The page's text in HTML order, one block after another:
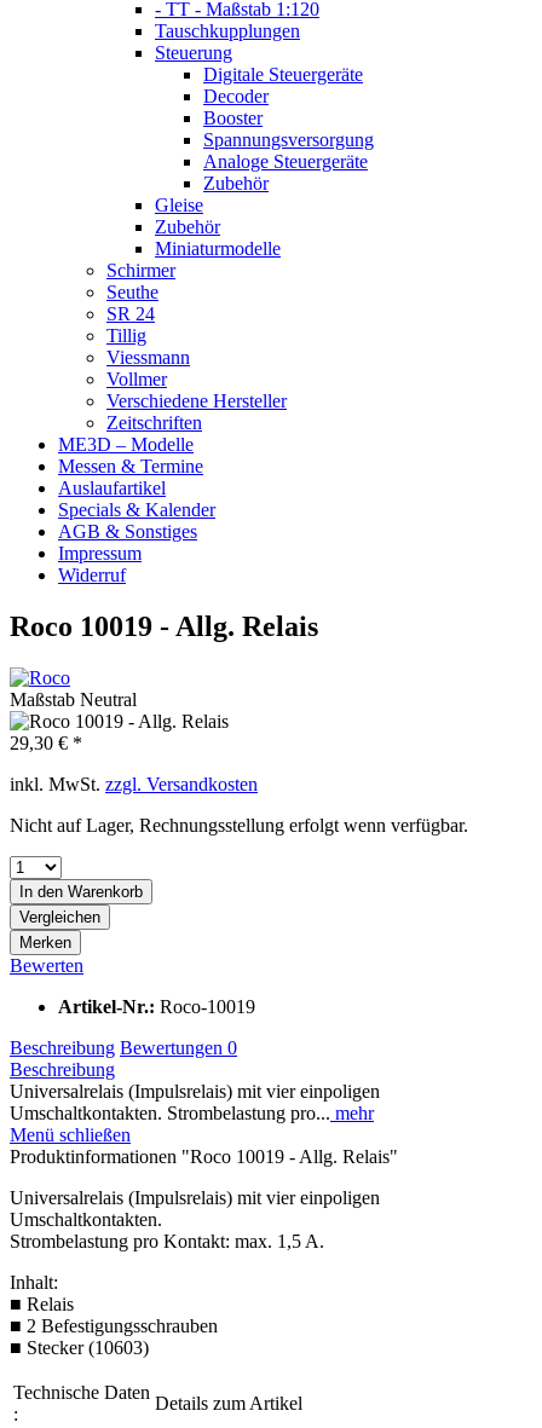
- TT - Maßstab 1:120
Tauschkupplungen
Steuerung
Digitale Steuergeräte
Decoder
Booster
Spannungsversorgung
Analoge Steuergeräte
Zubehör
Gleise
Zubehör
Miniaturmodelle
Schirmer
Seuthe
SR 24
Tillig
Viessmann
Vollmer
Verschiedene Hersteller
Zeitschriften
ME3D – Modelle
Messen & Termine
Auslaufartikel
Specials & Kalender
AGB & Sonstiges
Impressum
Widerruf
Roco 10019 - Allg. Relais
Maßstab Neutral
29,30 € *
inkl. MwSt. zzgl. Versandkosten
Nicht auf Lager, Rechnungsstellung erfolgt wenn verfügbar.
In den Warenkorb
Vergleichen
Merken
Bewerten
Artikel-Nr.: Roco-10019
Beschreibung Bewertungen 0
Beschreibung
Universalrelais (Impulsrelais) mit vier einpoligen
Umschaltkontakten. Strombelastung pro... mehr
Menü schließen
Produktinformationen "Roco 10019 - Allg. Relais"
Universalrelais (Impulsrelais) mit vier einpoligen
Umschaltkontakten.
Strombelastung pro Kontakt: max. 1,5 A.
Inhalt:
■ Relais
■ 2 Befestigungsschrauben
■ Stecker (10603)
Technische Daten
:
Details zum Artikel